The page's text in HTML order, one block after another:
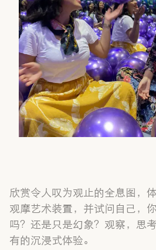
欣赏令人叹为观止的全息图，
观摩艺术装置，并试问自己，
吗？还是只是幻象？观察，思
有的沉浸式体验。